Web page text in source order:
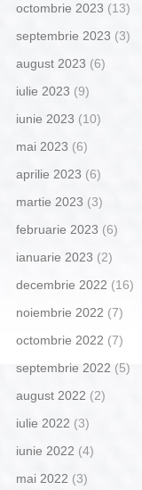
octombrie 2023 (13)
septembrie 2023 (3)
august 2023 (6)
iulie 2023 (9)
iunie 2023 (10)
mai 2023 (6)
aprilie 2023 (6)
martie 2023 (3)
februarie 2023 (6)
ianuarie 2023 (2)
decembrie 2022 (16)
noiembrie 2022 (7)
octombrie 2022 (7)
septembrie 2022 (5)
august 2022 (2)
iulie 2022 (3)
iunie 2022 (4)
mai 2022 (3)